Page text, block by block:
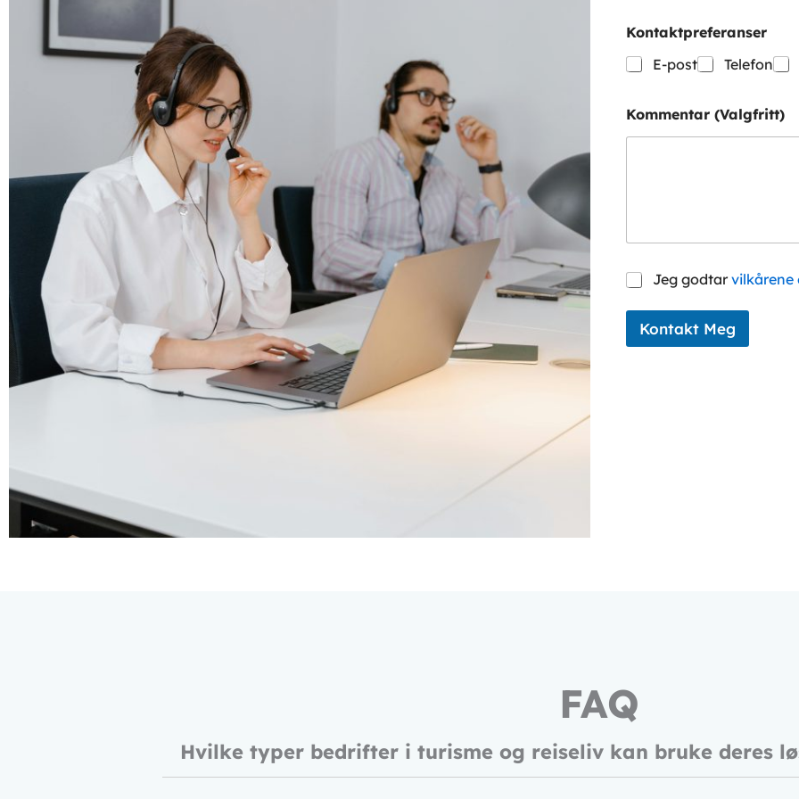
v
n
Kontaktpreferanser
E-post
Telefon
Kommentar (Valgfritt)
S
m
y
Jeg godtar vilkårene
Kontakt Meg
FAQ
Hvilke typer bedrifter i turisme og reiseliv kan bruke deres